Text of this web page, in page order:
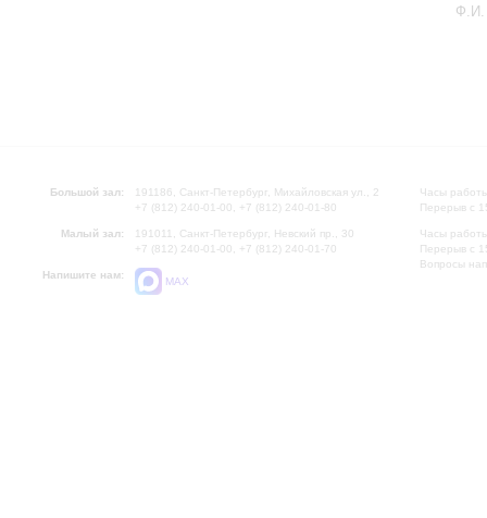
Ф.И.
Большой зал:
191186, Санкт-Петербург, Михайловская ул., 2
+7 (812) 240-01-00, +7 (812) 240-01-80
Малый зал:
191011, Санкт-Петербург, Невский пр., 30
+7 (812) 240-01-00, +7 (812) 240-01-70
Напишите нам:
MAX
Часы
Перерыв с
Часы
Перерыв с
Вопросы